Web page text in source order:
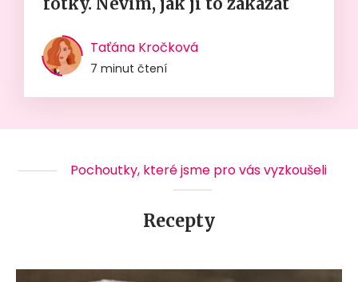
Taťána Kročková
7 minut čtení
Pochoutky, které jsme pro vás vyzkoušeli
Recepty